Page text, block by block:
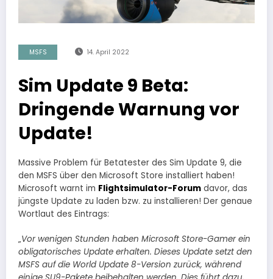
MSFS 14. April 2022
Sim Update 9 Beta:
Dringende Warnung vor
Update!
Massive Problem für Betatester des Sim Update 9, die
den MSFS über den Microsoft Store installiert haben!
Microsoft warnt im Flightsimulator-Forum davor, das
jüngste Update zu laden bzw. zu installieren! Der genaue
Wortlaut des Eintrags:
„Vor wenigen Stunden haben Microsoft Store-Gamer ein
obligatorisches Update erhalten. Dieses Update setzt den
MSFS auf die World Update 8-Version zurück, während